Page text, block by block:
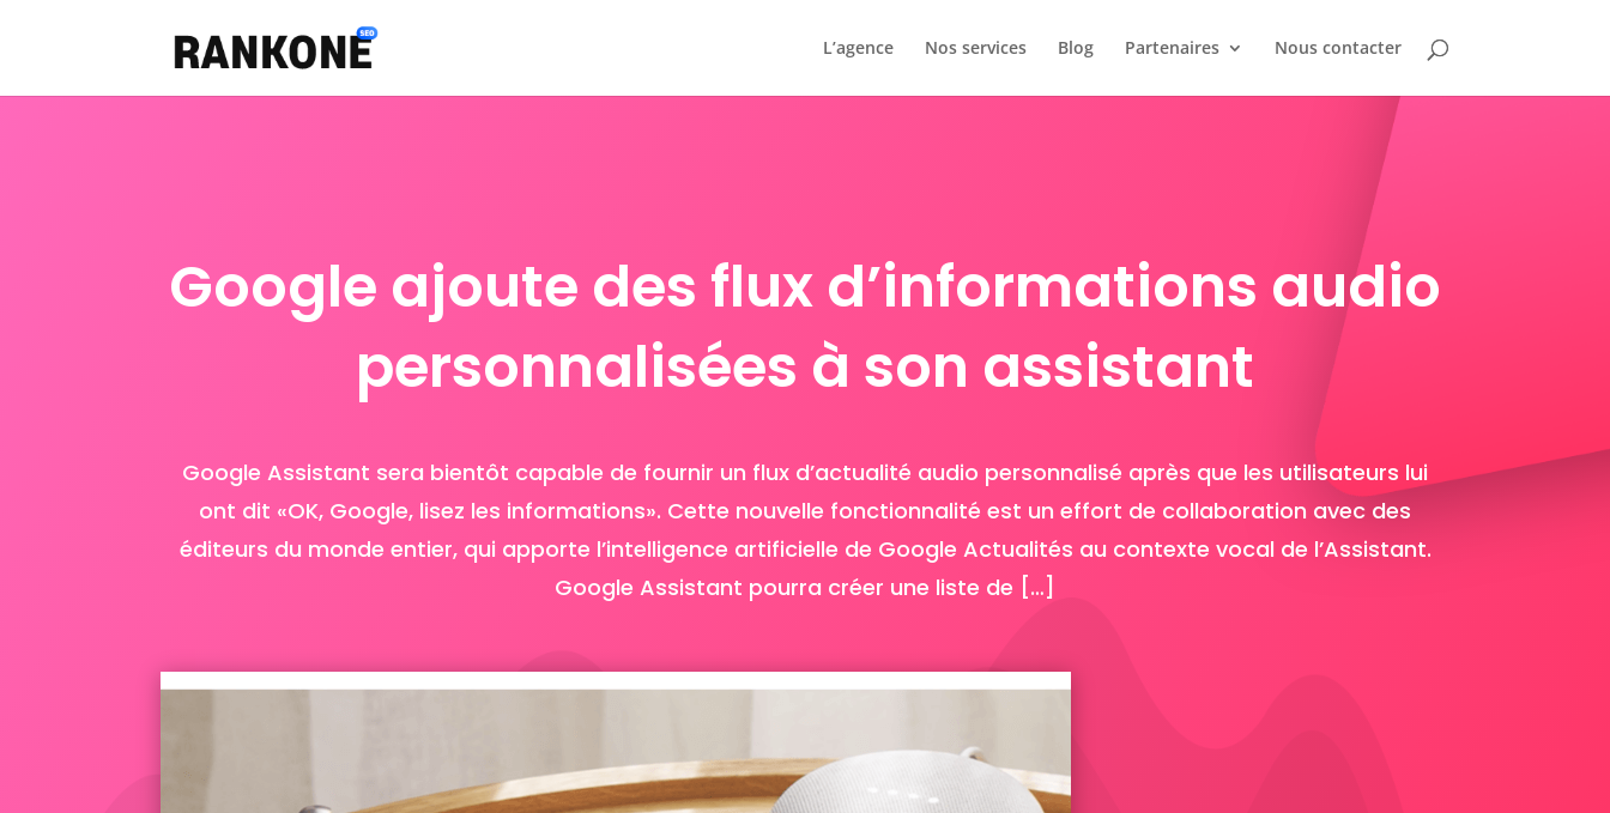
L’agence Nos services Blog Partenaires Nous contacter
Google ajoute des flux d’informations audio
personnalisées à son assistant
Google Assistant sera bientôt capable de fournir un flux d’actualité audio personnalisé après que les utilisateurs lui
ont dit «OK, Google, lisez les informations». Cette nouvelle fonctionnalité est un effort de collaboration avec des
éditeurs du monde entier, qui apporte l’intelligence artificielle de Google Actualités au contexte vocal de l’Assistant.
Google Assistant pourra créer une liste de […]